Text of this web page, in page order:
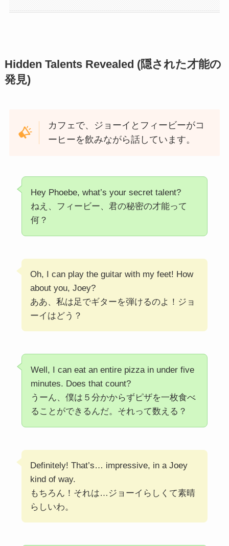
Hidden Talents Revealed (隠された才能の
発見)
カフェで、ジョーイとフィービーがコ
ーヒーを飲みながら話しています。
Hey Phoebe, what’s your secret talent?
ねえ、フィービー、君の秘密の才能って
何？
Oh, I can play the guitar with my feet! How
about you, Joey?
ああ、私は足でギターを弾けるのよ！ジョ
ーイはどう？
Well, I can eat an entire pizza in under five
minutes. Does that count?
うーん、僕は５分かからずピザを一枚食べ
ることができるんだ。それって数える？
Definitely! That’s… impressive, in a Joey
kind of way.
もちろん！それは…ジョーイらしくて素晴
らしいわ。